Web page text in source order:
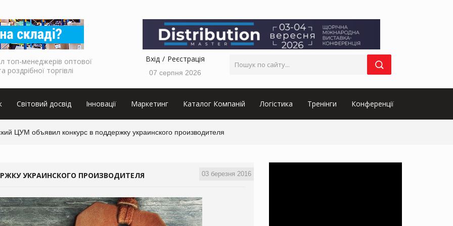
топ-менеджерів оптової
роздрібної торгівлі
Вхід Реєстрація
07 серпня 2026
Світовий досвід Інновації Маркетинг Каталог Компаній Логістика Тренінги Конференції
ЦУМ объявил конкурс в поддержку украинского производителя
03 березня 2016
УКРАИНСКОГО ПРОИЗВОДИТЕЛЯ